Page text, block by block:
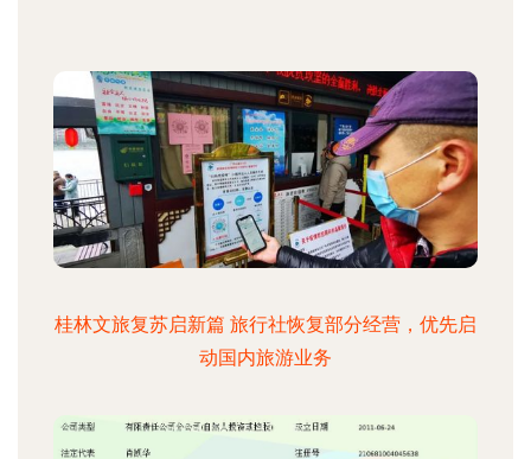
桂林文旅复苏启新篇 旅行社恢复部分经营，优先启
动国内旅游业务